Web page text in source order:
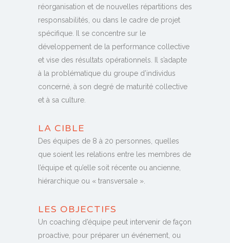
réorganisation et de nouvelles répartitions des
responsabilités, ou dans le cadre de projet
spécifique. Il se concentre sur le
développement de la performance collective
et vise des résultats opérationnels. Il s’adapte
à la problématique du groupe d’individus
concerné, à son degré de maturité collective
et à sa culture.
LA CIBLE
Des équipes de 8 à 20 personnes, quelles
que soient les relations entre les membres de
l’équipe et qu’elle soit récente ou ancienne,
hiérarchique ou « transversale ».
LES OBJECTIFS
Un coaching d’équipe peut intervenir de façon
proactive, pour préparer un événement, ou